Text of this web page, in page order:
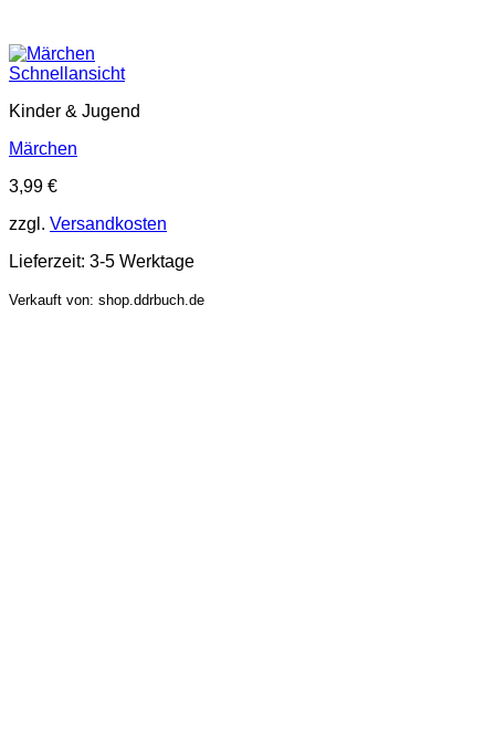
Schnellansicht
Kinder & Jugend
Märchen
3,99 €
zzgl. Versandkosten
Lieferzeit: 3-5 Werktage
Verkauft von: shop.ddrbuch.de